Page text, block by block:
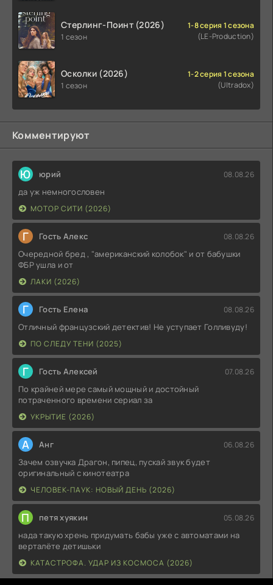
Стерлинг-Поинт (2026)
1 сезон
1-8 серия 1 сезона
(LE-Production)
Осколки (2026)
1 сезон
1-2 серия 1 сезона
(Ultradox)
Комментируют
Ю юрий 08.08.26
да уж немногословен
МОТОР СИТИ (2026)
Г Гость Алекс 08.08.26
Очередной бред , "американский колобок" и от бабушки
ФБР ушла и от
ЛАКИ (2026)
Г Гость Елена 08.08.26
Отличный французский детектив! Не уступает Голливуду!
ПО СЛЕДУ ТЕНИ (2025)
Г Гость Алексей 07.08.26
По крайней мере самый мощный и достойный
потраченного времени сериал за
УКРЫТИЕ (2026)
А Анг 06.08.26
Зачем озвучка Драгон, пипец, пускай звук будет
оригинальный с кинотеатра
ЧЕЛОВЕК-ПАУК: НОВЫЙ ДЕНЬ (2026)
П петя хуякин 05.08.26
нада такую хрень придумать бабы уже с автоматами на
верталёте детишьки
КАТАСТРОФА. УДАР ИЗ КОСМОСА (2026)